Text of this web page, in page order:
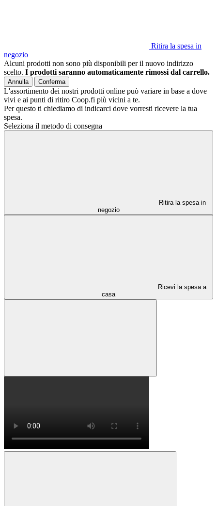
Ritira la spesa in
negozio
Alcuni prodotti non sono più disponibili per il nuovo indirizzo
scelto. I prodotti saranno automaticamente rimossi dal carrello.
Annulla Conferma
L'assortimento dei nostri prodotti online può variare in base a dove
vivi e ai punti di ritiro Coop.fi più vicini a te.
Per questo ti chiediamo di indicarci dove vorresti ricevere la tua
spesa.
Seleziona il metodo di consegna
Ritira la spesa in
negozio
Ricevi la spesa a
casa